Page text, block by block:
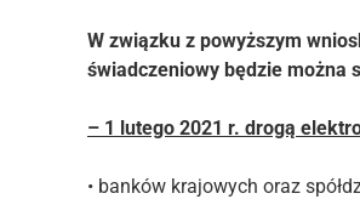
W związku z powyższym
świadczeniowy będzie można
– 1 lutego 2021 r. drogą
• banków krajowych oraz